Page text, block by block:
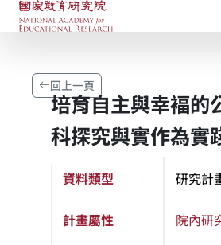
國家教育研究院-研
回上一頁
培育自主與幸褔的
科探究與實作為實
資料類型 研究計
計畫屬性 院內研